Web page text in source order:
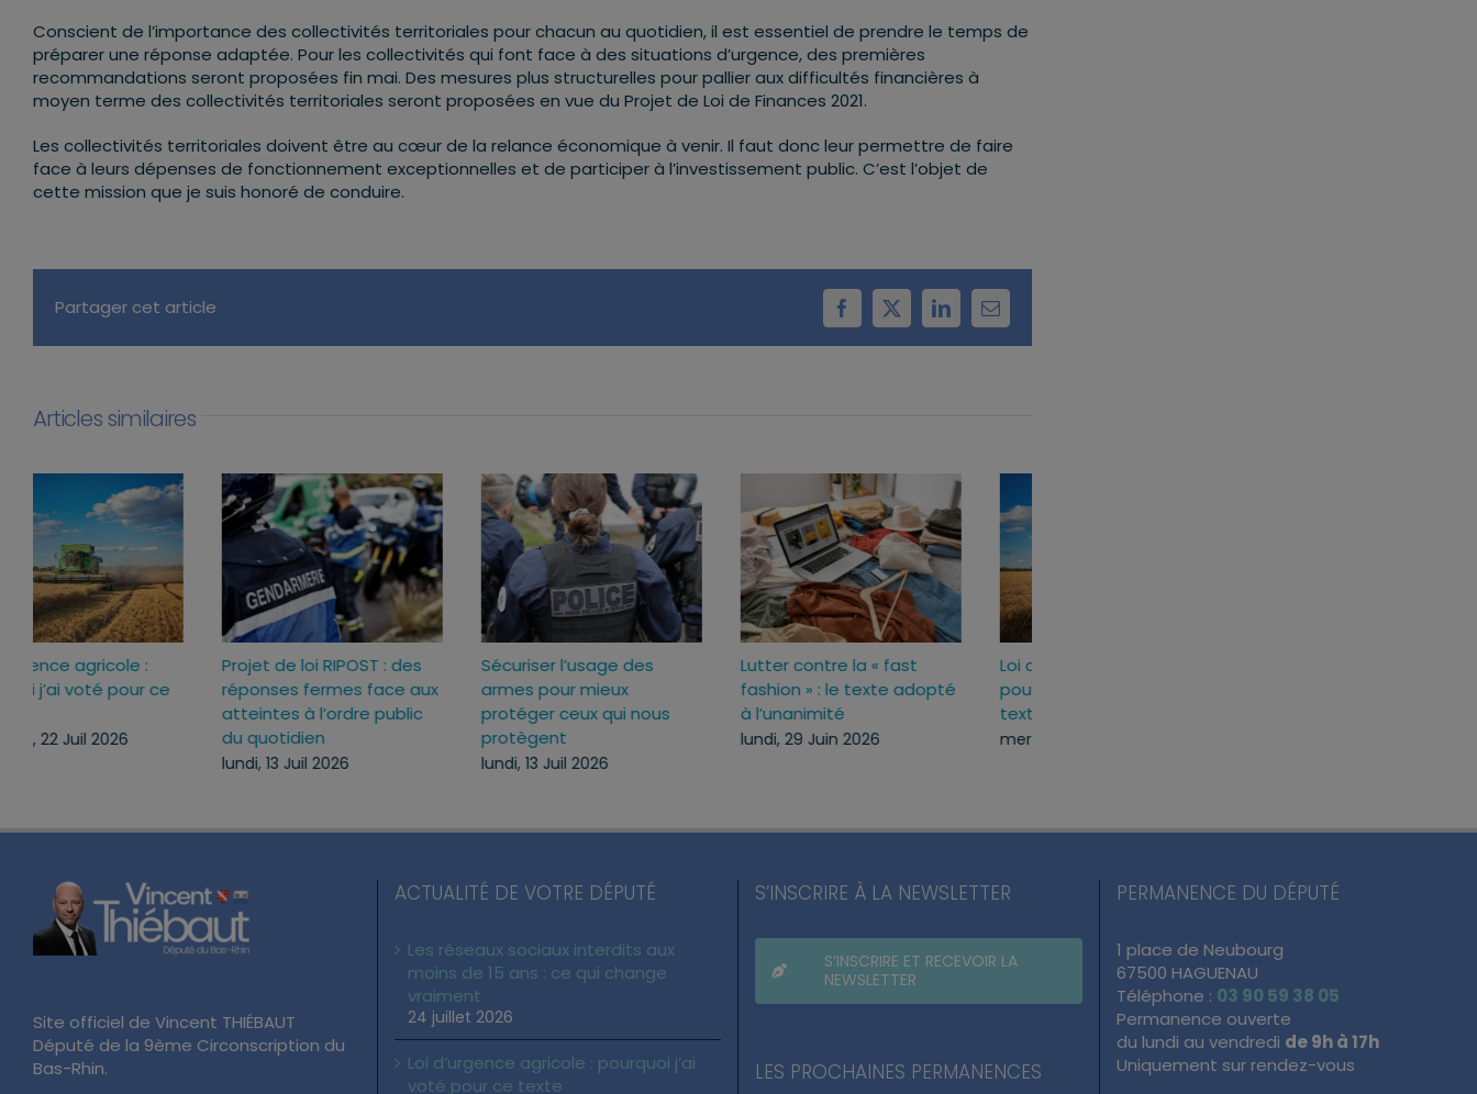
Conscient de l’importance des collectivités territoriales pour chacun au quotidien, il est essentiel de prendre le temps de
préparer une réponse adaptée. Pour les collectivités qui font face à des situations d’urgence, des premières
recommandations seront proposées fin mai. Des mesures plus structurelles pour pallier aux difficultés financières à
moyen terme des collectivités territoriales seront proposées en vue du Projet de Loi de Finances 2021.
Les collectivités territoriales doivent être au cœur de la relance économique à venir. Il faut donc leur permettre de faire
face à leurs dépenses de fonctionnement exceptionnelles et de participer à l’investissement public. C’est l’objet de
cette mission que je suis honoré de conduire.
Partager cet article Facebook
X LinkedInEmail
Articles similaires
Loi d’urgence agricole :
pourquoi j’ai voté pour ce
mercredi, 22 Juil 2026
Projet de loi RIPOST : des
réponses fermes face aux
atteintes à l’ordre public
du quotidien
lundi, 13 Juil 2026
Sécuriser l’usage des
armes pour mieux
protéger ceux qui nous
protègent
lundi, 13 Juil 2026
Lutter contre la « fast
fashion » : le texte adopté
à l’unanimité
lundi, 29 Juin 2026
Site officiel de Vincent THIÉBAUT
Député de la 9ème Circonscription du
Bas-Rhin.
ACTUALITÉ DE VOTRE DÉPUTÉ
Les réseaux sociaux interdits aux
moins de 15 ans : ce qui change
vraiment
24 juillet 2026
Loi d’urgence agricole : pourquoi j’ai
voté pour ce texte
S’INSCRIRE À LA NEWSLETTER
S’INSCRIRE ET RECEVOIR LA
NEWSLETTER
LES PROCHAINES PERMANENCES
PERMANENCE DU DÉPUTÉ
1 place de Neubourg
67500 HAGUENAU
Téléphone : 03 90 59 38 05
Permanence ouverte
du lundi au vendredi de 9h à 17h
Uniquement sur rendez-vous